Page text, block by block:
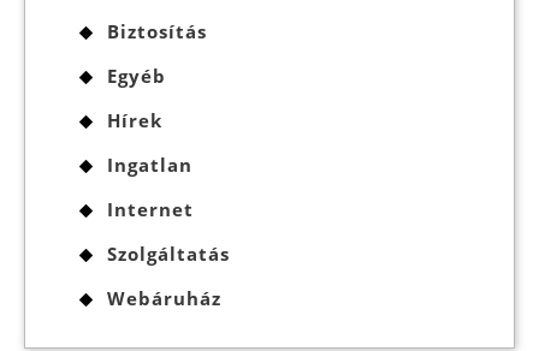
Biztosítás
Egyéb
Hírek
Ingatlan
Internet
Szolgáltatás
Webáruház